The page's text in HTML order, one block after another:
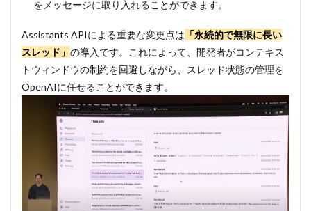
をメッセージに取り入れることができます。
Assistants APIによる重要な変更点は 「永続的で無限に長い
スレッド」 の導入です。これによって、開発者がコンテキス
トウィンドウの制約を回避しながら、スレッド状態の管理を
OpenAIに任せることができます。